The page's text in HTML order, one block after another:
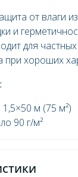
от влаги
и
для
при хороших
м (75 м²)
90 г/м²